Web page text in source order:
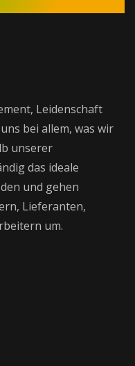
Leidenschaft
bei allem, was wir
unserer
das ideale
und gehen
Lieferanten,
um.